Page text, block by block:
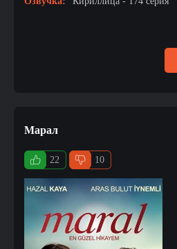
Марал
22 10